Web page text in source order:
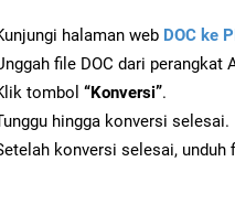
halaman web DOC ke
file DOC dari perangkat
tombol “Konversi”.
hingga konversi selesai.
konversi selesai, unduh